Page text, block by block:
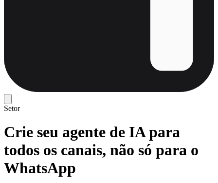
Setor
Crie seu agente de IA para
todos os canais, não só para o
WhatsApp